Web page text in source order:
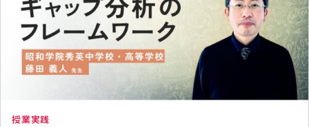
授業実践